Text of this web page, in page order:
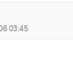
03:45